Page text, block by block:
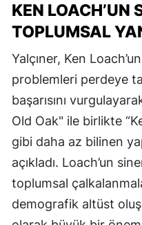
KEN LOACH’UN
TOPLUMSAL
Yalçıner, Ken
problemleri perdeye
başarısını
Old Oak" ile birlikte
gibi daha az bilinen
açıkladı. Loach’un
toplumsal
demografik altüst